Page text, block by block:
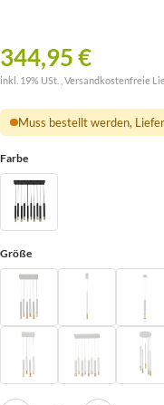
344,95 €
inkl. 19% USt. , Versandkostenfreie
Muss bestellt werden,
Farbe
Größe